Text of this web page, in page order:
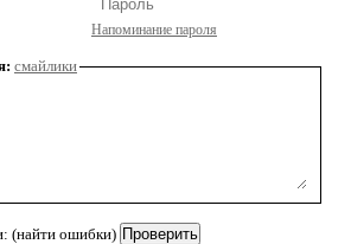
Напоминание пароля
смайлики
(найти ошибки)